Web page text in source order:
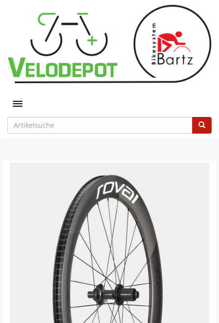
Toggle navigation